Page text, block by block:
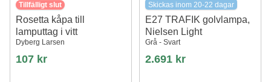
Tillfälligt slut
Rosetta kåpa till
lamputtag i vitt
Dyberg Larsen
107 kr
Skickas inom 20-22 dagar
E27 TRAFIK golvlampa,
Nielsen Light
Grå - Svart
2.691 kr